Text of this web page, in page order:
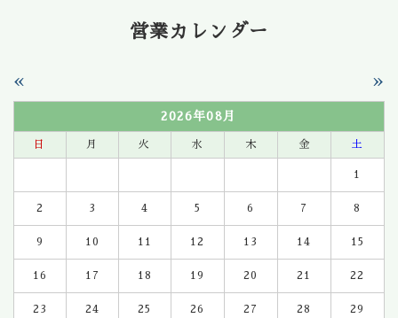
営業カレンダー
« »
2026年08月
日 月 火 水 木 金 土
1
2 3 4 5 6 7 8
9 10 11 12 13 14 15
16 17 18 19 20 21 22
23 24 25 26 27 28 29